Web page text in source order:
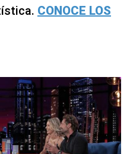
CONOCE LOS